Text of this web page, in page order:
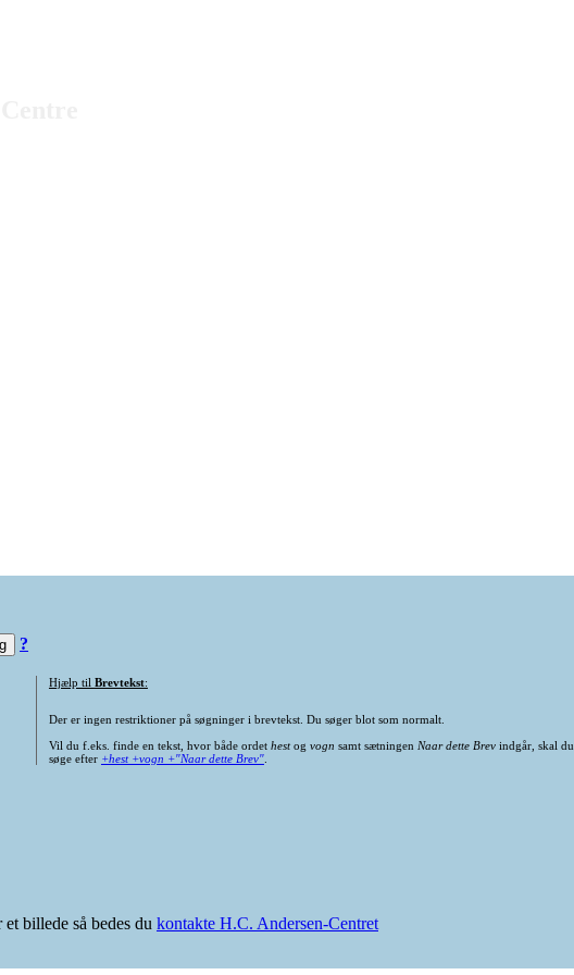
?
Hjælp til Brevtekst:
Der er ingen restriktioner på søgninger i brevtekst. Du søger blot som normalt.
Vil du f.eks. finde en tekst, hvor både ordet hestog vogn samt sætningen Naar dette Brevindgår, skal du
søge efter +hest +vogn +"Naar dette Brev".
billede så bedes du kontakte H.C. Andersen-Centret